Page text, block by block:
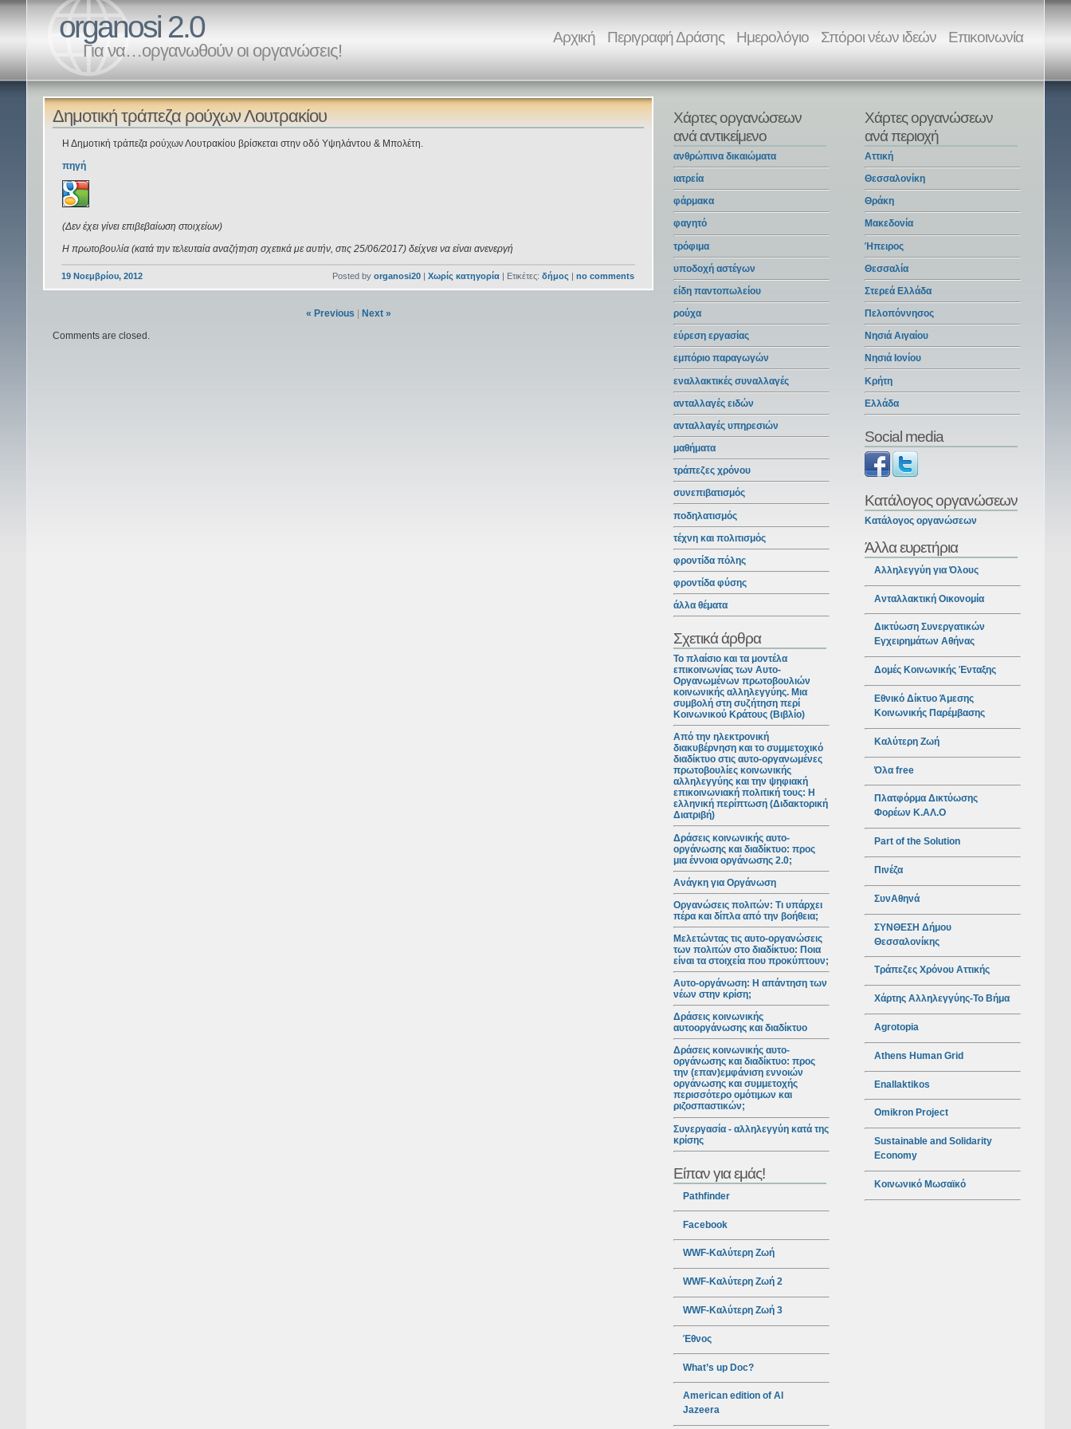
organosi 2.0
Για να…οργανωθούν οι οργανώσεις!
Αρχική Περιγραφή Δράσης Ημερολόγιο Σπόροι νέων ιδεών Επικοινωνία
Δημοτική τράπεζα ρούχων Λουτρακίου
Η Δημοτική τράπεζα ρούχων Λουτρακίου βρίσκεται στην οδό Υψηλάντου & Μπολέτη.
πηγή
(Δεν έχει γίνει επιβεβαίωση στοιχείων)
Η πρωτοβουλία (κατά την τελευταία αναζήτηση σχετικά με αυτήν, στις 25/06/2017) δείχνει να είναι ανενεργή
19 Νοεμβρίου, 2012 Posted byorganosi20 |Χωρίς κατηγορία | Ετικέτες:δήμος |no comments
« Previous
Next »
Comments are closed.
Χάρτες οργανώσεων
ανά αντικείμενο
ανθρώπινα δικαιώματα
ιατρεία
φάρμακα
φαγητό
τρόφιμα
υποδοχή αστέγων
είδη παντοπωλείου
ρούχα
εύρεση εργασίας
εμπόριο παραγωγών
εναλλακτικές συναλλαγές
ανταλλαγές ειδών
ανταλλαγές υπηρεσιών
μαθήματα
τράπεζες χρόνου
συνεπιβατισμός
ποδηλατισμός
τέχνη και πολιτισμός
φροντίδα πόλης
φροντίδα φύσης
άλλα θέματα
Σχετικά άρθρα
Το πλαίσιο και τα μοντέλα
επικοινωνίας των Αυτο-
Οργανωμένων πρωτοβουλιών
κοινωνικής αλληλεγγύης. Μια
συμβολή στη συζήτηση περί
Κοινωνικού Κράτους (Βιβλίο)
Από την ηλεκτρονική
διακυβέρνηση και το συμμετοχικό
διαδίκτυο στις αυτο-οργανωμένες
πρωτοβουλίες κοινωνικής
αλληλεγγύης και την ψηφιακή
επικοινωνιακή πολιτική τους: Η
ελληνική περίπτωση (Διδακτορική
Διατριβή)
Δράσεις κοινωνικής αυτο-
οργάνωσης και διαδίκτυο: προς
μια έννοια οργάνωσης 2.0;
Ανάγκη για Οργάνωση
Οργανώσεις πολιτών: Τι υπάρχει
πέρα και δίπλα από την βοήθεια;
Μελετώντας τις αυτο-οργανώσεις
των πολιτών στο διαδίκτυο: Ποια
είναι τα στοιχεία που προκύπτουν;
Αυτο-οργάνωση: Η απάντηση των
νέων στην κρίση;
Δράσεις κοινωνικής
αυτοοργάνωσης και διαδίκτυο
Δράσεις κοινωνικής αυτο-
οργάνωσης και διαδίκτυο: προς
την (επαν)εμφάνιση εννοιών
οργάνωσης και συμμετοχής
περισσότερο ομότιμων και
ριζοσπαστικών;
Συνεργασία - αλληλεγγύη κατά της
κρίσης
Είπαν για εμάς!
Pathfinder
Facebook
WWF-Καλύτερη Ζωή
WWF-Καλύτερη Ζωή 2
WWF-Καλύτερη Ζωή 3
Έθνος
What’s up Doc?
American edition of Al
Jazeera
Χάρτες οργανώσεων
ανά περιοχή
Αττική
Θεσσαλονίκη
Θράκη
Μακεδονία
Ήπειρος
Θεσσαλία
Στερεά Ελλάδα
Πελοπόννησος
Νησιά Αιγαίου
Νησιά Ιονίου
Κρήτη
Ελλάδα
Social media
Κατάλογος οργανώσεων
Κατάλογος οργανώσεων
Άλλα ευρετήρια
Αλληλεγγύη για Όλους
Ανταλλακτική Οικονομία
Δικτύωση Συνεργατικών
Εγχειρημάτων Αθήνας
Δομές Κοινωνικής Ένταξης
Εθνικό Δίκτυο Άμεσης
Κοινωνικής Παρέμβασης
Καλύτερη Ζωή
Όλα free
Πλατφόρμα Δικτύωσης
Φορέων Κ.ΑΛ.Ο
Part of the Solution
Πινέζα
ΣυνΑθηνά
ΣΥΝΘΕΣΗ Δήμου
Θεσσαλονίκης
Τράπεζες Χρόνου Αττικής
Χάρτης Αλληλεγγύης-Το Βήμα
Agrotopia
Athens Human Grid
Enallaktikos
Omikron Project
Sustainable and Solidarity
Economy
Κοινωνικό Μωσαϊκό